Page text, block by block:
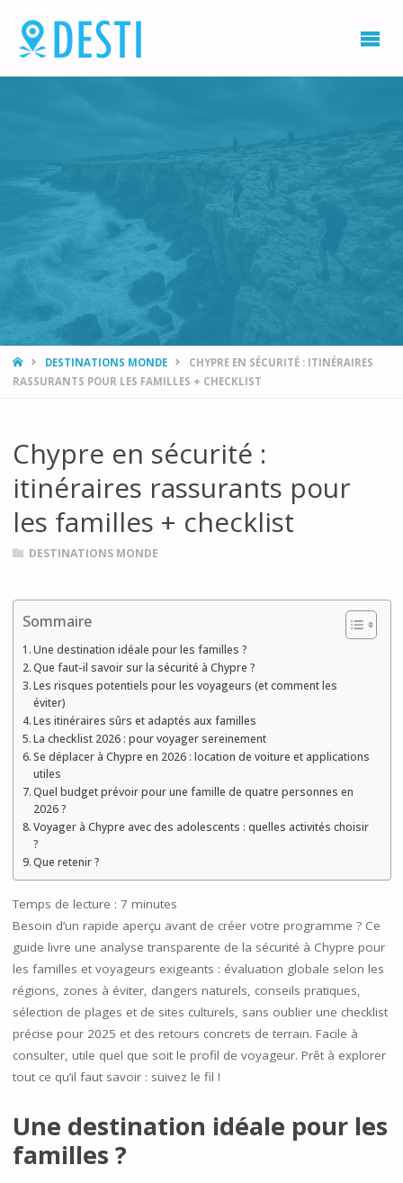
voyage
vacances
HOMEDESTINATIONS MONDE
CHYPRE EN SÉCURITÉ : ITINÉRAIRES
RASSURANTS POUR LES FAMILLES + CHECKLIST
Chypre en sécurité :
itinéraires rassurants pour
les familles + checklist
DESTINATIONS MONDE
Sommaire
Une destination idéale pour les familles ?
Que faut-il savoir sur la sécurité à Chypre ?
Les risques potentiels pour les voyageurs (et comment les
éviter)
Les itinéraires sûrs et adaptés aux familles
La checklist 2026 : pour voyager sereinement
Se déplacer à Chypre en 2026 : location de voiture et applications
utiles
Quel budget prévoir pour une famille de quatre personnes en
2026 ?
Voyager à Chypre avec des adolescents : quelles activités choisir
?
Que retenir ?
Temps de lecture : 7 minutes
Besoin d’un rapide aperçu avant de créer votre programme ? Ce
guide livre une analyse transparente de la sécurité à Chypre pour
les familles et voyageurs exigeants : évaluation globale selon les
régions, zones à éviter, dangers naturels, conseils pratiques,
sélection de plages et de sites culturels, sans oublier une checklist
précise pour 2025 et des retours concrets de terrain. Facile à
consulter, utile quel que soit le profil de voyageur. Prêt à explorer
tout ce qu’il faut savoir : suivez le fil !
Une destination idéale pour les
familles ?